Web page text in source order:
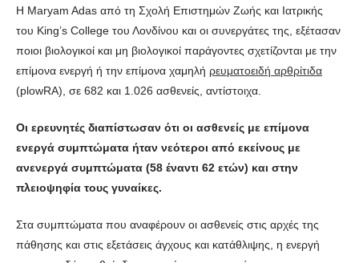
Η Maryam Adas από τη Σχολή Επιστημών Ζωής και Ιατρικής
του King’s College του Λονδίνου και οι συνεργάτες της, εξέτασαν
ποιοι βιολογικοί και μη βιολογικοί παράγοντες σχετίζονται με την
επίμονα ενεργή ή την επίμονα χαμηλή ρευματοειδή αρθρίτιδα
(plowRA), σε 682 και 1.026 ασθενείς, αντίστοιχα.
Οι ερευνητές διαπίστωσαν ότι οι ασθενείς με επίμονα
ενεργά συμπτώματα ήταν νεότεροι από εκείνους με
ανενεργά συμπτώματα (58 έναντι 62 ετών) και στην
πλειοψηφία τους γυναίκες.
Στα συμπτώματα που αναφέρουν οι ασθενείς στις αρχές της
πάθησης και στις εξετάσεις άγχους και κατάθλιψης, η ενεργή